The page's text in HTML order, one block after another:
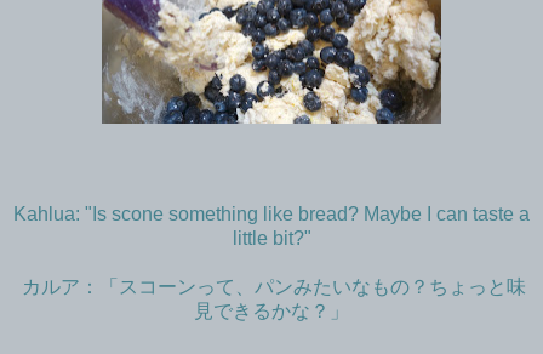
Kahlua: "Is scone something like bread? Maybe I can taste a
little bit?"
カルア：「スコーンって、パンみたいなもの？ちょっと味
見できるかな？」